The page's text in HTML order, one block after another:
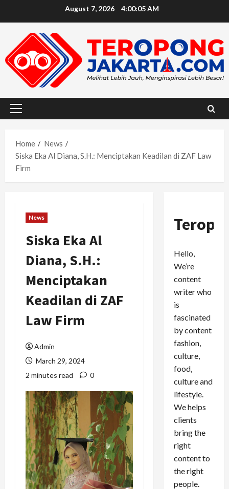
August 7, 2026 4:00:06 AM
Primary
Home
News
Siska Eka Al Diana, S.H.: Menciptakan Keadilan di ZAF Law
Firm
News
Siska Eka Al
Diana, S.H.:
Menciptakan
Keadilan di ZAF
Law Firm
Admin
March 29, 2024
2 minutes read
0
Hello,
We’re
content
writer who
is
fascinated
by content
fashion,
culture,
food,
culture and
lifestyle.
We helps
clients
bring the
right
content to
the right
people.